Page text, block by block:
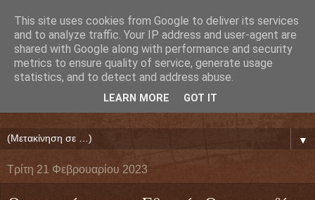
Ευάγγελος Κρητικός
ΠΡΟΕΔΡΟΣ ΕΘΝΙΚΗΣ ΟΜΟΣΠΟΝΔΙΑΣ ΔΑΝΕΙΟΛΗΠΤΩΝ
▼
Τρίτη 21 Φεβρουαρίου 2023
This site uses cookies from Google to deliver its services
and to analyze traffic. Your IP address and user-agent are
shared with Google along with performance and security
metrics to ensure quality of service, generate usage
statistics, and to detect and address abuse.
LEARN MORE GOT IT